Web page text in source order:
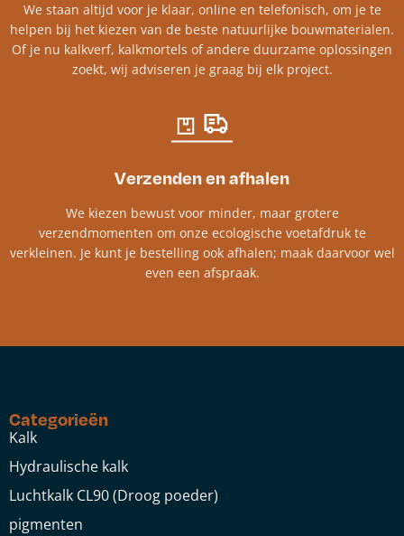
We staan altijd voor je klaar, online en telefonisch, om je te
helpen bij het kiezen van de beste natuurlijke bouwmaterialen.
Of je nu kalkverf, kalkmortels of andere duurzame oplossingen
zoekt, wij adviseren je graag bij elk project.​
Verzenden en afhalen
We kiezen bewust voor minder, maar grotere
verzendmomenten om onze ecologische voetafdruk te
verkleinen. Je kunt je bestelling ook afhalen; maak daarvoor wel
even een afspraak.
Categorieën
Kalk
Hydraulische kalk
Luchtkalk CL90 (Droog poeder)
pigmenten